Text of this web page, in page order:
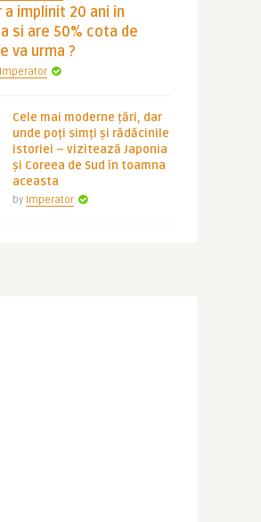
a implinit 20 ani in
si are 50% cota de
va urma ?
Imperator
Cele mai moderne țări, dar
unde poți simți și rădăcinile
istoriei – vizitează Japonia
și Coreea de Sud în toamna
aceasta
by Imperator